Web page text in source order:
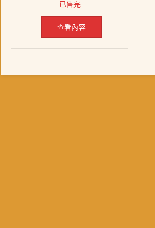
格：
NT$ 2,580。NT$ 1,968。
已售完
查看內容